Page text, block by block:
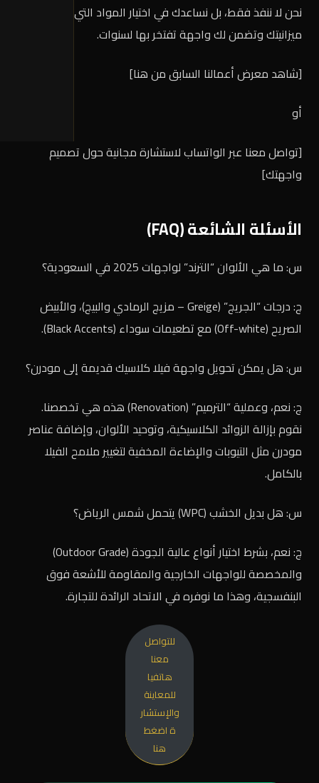
نحن لا ننفذ فقط، بل نساعدك في اختيار المواد التي تناسب
ميزانيتك وتضمن لك واجهة تفتخر بها لسنوات.
[شاهد معرض أعمالنا السابق من هنا]
أو
[تواصل معنا عبر الواتساب لاستشارة مجانية حول تصميم
واجهتك]
الأسئلة الشائعة (FAQ)
س: ما هي الألوان “الترند” لواجهات 2025 في السعودية؟
ج: درجات “الجريج” (Greige – مزيج الرمادي والبيج)، والأبيض
الصريح (Off-white) مع تطعيمات سوداء (Black Accents).
س: هل يمكن تحويل واجهة فيلا كلاسيك قديمة إلى مودرن؟
ج: نعم، وعملية “الترميم” (Renovation) هذه هي تخصصنا.
نقوم بإزالة الزوائد الكلاسيكية، وتوحيد الألوان، وإضافة عناصر
مودرن مثل التيوبات والإضاءة المخفية لتغيير ملامح الفيلا
بالكامل.
س: هل بديل الخشب (WPC) يتحمل شمس الرياض؟
ج: نعم، بشرط اختيار أنواع عالية الجودة (Outdoor Grade)
والمخصصة للواجهات الخارجية والمقاومة للأشعة فوق
البنفسجية، وهذا ما نوفره في الاتحاد الرائدة للتجارة.
للتواصل
معنا
هاتفيا
للمعاينة
والإستشار
ة اضغط
هنا